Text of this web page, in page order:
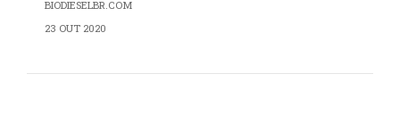
BIODIESELBR.COM
23 OUT 2020